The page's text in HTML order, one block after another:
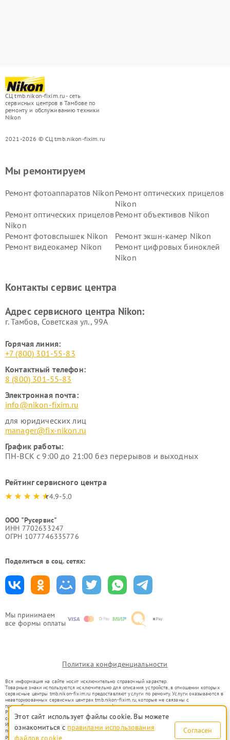
СЦ tmb.nikon-fixim.ru - сеть
сервисных центров в Тамбове по
ремонту и обслуживанию техники
Nikon
2021-2026 © СЦ tmb.nikon-fixim.ru
Мы принимаем
все формы оплаты
Мы ремонтируем
Ремонт фотоаппаратов Nikon Ремонт оптических прицелов
Nikon
Ремонт оптических прицелов
Nikon
Ремонт объективов Nikon
Ремонт фотовспышек Nikon
Ремонт экшн-камер Nikon
Ремонт видеокамер Nikon
Ремонт цифровых биноклей
Nikon
Ремонт цифровых монокуляров Nikon
Контакты сервис центра
Адрес сервисного центра Nikon:
г. Тамбов, Советская ул., 99А
Горячая линия:
+7 (800) 301-55-83
Контактный телефон:
8 (800) 301-55-83
Электронная почта:
info@nikon-fixim.ru
для юридических лиц
manager@fix-nikon.ru
График работы:
ПН-ВСК с 9:00 до 21:00 без перерывов и выходных
Рейтинг сервисного центра
4.9-5.0
ООО "Русервис"
ИНН 7702633247
ОГРН 1077746335776
Поделиться в соц. сетях:
Политика конфиденциальности
Вся информация на сайте носит исключительно справочный характер.
Товарные знаки используются исключительно для описания устройств, в отношении которых
сервисные центры tmb.nikon-fixim.ru предоставляют услуги по ремонту. Услуги оказываются в
неавторизованных сервисных центрах tmb.nikon-fixim.ru, которые не связаны с
правообладателями товарных знаков или их официальными представителями.
Ремонт осуществляется для устройств, уже введенных в гражданский оборот в соответствии
со статьей 1487 ГК РФ.
Использование товарных знаков не преследует цели индивидуализации услуг или введения
потребителей в заблуждение, а служит для информирования о предоставляемых услугах по
ремонту техники указанных брендов.
Этот сайт использует файлы cookie. Вы можете
ознакомиться с правилами использования
файлов cookie
Согласен